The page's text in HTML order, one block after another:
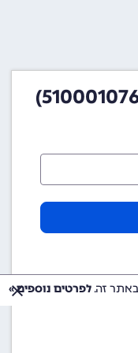
לפרטים נוספים »